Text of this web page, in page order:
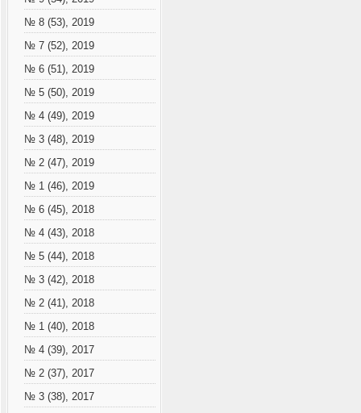
№ 8 (53), 2019
№ 7 (52), 2019
№ 6 (51), 2019
№ 5 (50), 2019
№ 4 (49), 2019
№ 3 (48), 2019
№ 2 (47), 2019
№ 1 (46), 2019
№ 6 (45), 2018
№ 4 (43), 2018
№ 5 (44), 2018
№ 3 (42), 2018
№ 2 (41), 2018
№ 1 (40), 2018
№ 4 (39), 2017
№ 2 (37), 2017
№ 3 (38), 2017